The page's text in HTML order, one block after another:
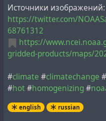
Источники изображений:
https://twitter.com/
68761312
https://
gridded-products/maps/
#climate #climatechange #
#hot #homogenizing #
english russian